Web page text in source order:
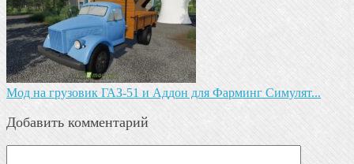
Мод на грузовик ГАЗ-51 и Аддон для Фарминг Симулят...
Добавить комментарий